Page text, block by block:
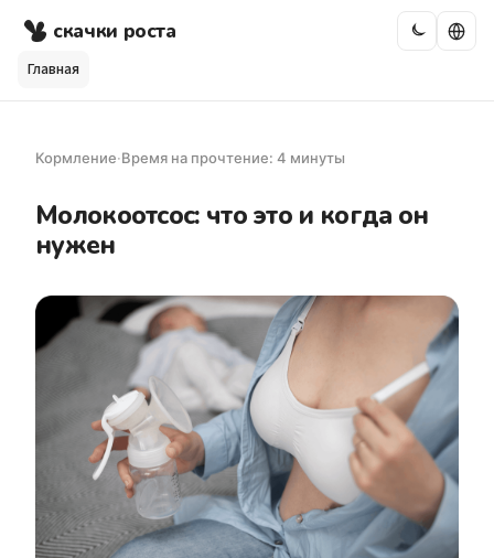
скачки роста
Главная
Кормление·Время на прочтение: 4 минуты
Молокоотсос: что это и когда он
нужен